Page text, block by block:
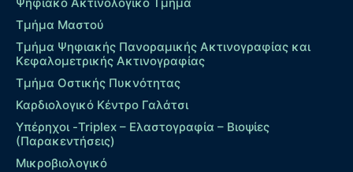
Τμήμα Μαστού
Τμήμα Ψηφιακής Πανοραμικής Ακτινογραφίας και
Κεφαλομετρικής Ακτινογραφίας
Τμήμα Οστικής Πυκνότητας
Καρδιολογικό Κέντρο Γαλάτσι
Υπέρηχοι -Triplex – Eλαστογραφία – Βιοψίες
(Παρακεντήσεις)
Μικροβιολογικό